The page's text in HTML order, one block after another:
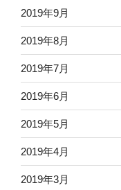
2019年9月
2019年8月
2019年7月
2019年6月
2019年5月
2019年4月
2019年3月